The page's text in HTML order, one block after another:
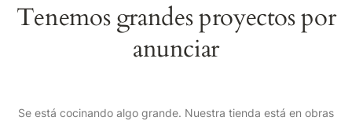
Tenemos grandes proyectos por
anunciar
Se está cocinando algo grande. Nuestra tienda está en obras